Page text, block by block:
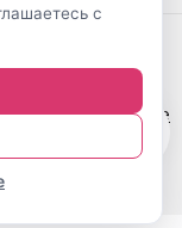
Настройка cookie
0
с